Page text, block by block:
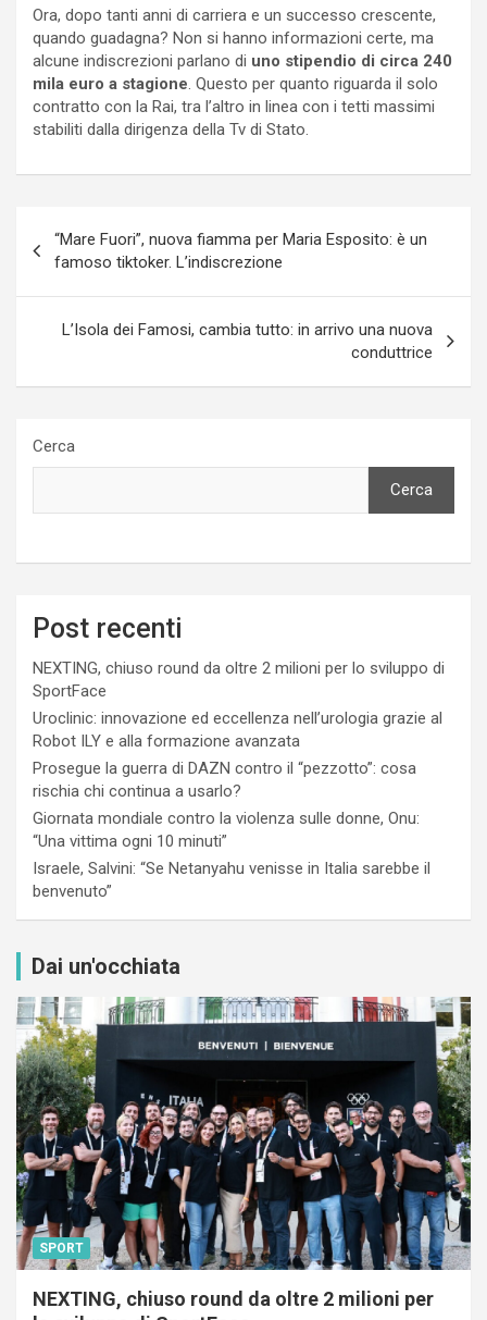
Ora, dopo tanti anni di carriera e un successo crescente,
quando guadagna? Non si hanno informazioni certe, ma
alcune indiscrezioni parlano di uno stipendio di circa 240
mila euro a stagione. Questo per quanto riguarda il solo
contratto con la Rai, tra l’altro in linea con i tetti massimi
stabiliti dalla dirigenza della Tv di Stato.
articoli
“Mare Fuori”, nuova fiamma per Maria Esposito: è un
famoso tiktoker. L’indiscrezione
L’Isola dei Famosi, cambia tutto: in arrivo una nuova
conduttrice
Cerca
Cerca
Post recenti
NEXTING, chiuso round da oltre 2 milioni per lo sviluppo di
SportFace
Uroclinic: innovazione ed eccellenza nell’urologia grazie al
Robot ILY e alla formazione avanzata
Prosegue la guerra di DAZN contro il “pezzotto”: cosa
rischia chi continua a usarlo?
Giornata mondiale contro la violenza sulle donne, Onu:
“Una vittima ogni 10 minuti”
Israele, Salvini: “Se Netanyahu venisse in Italia sarebbe il
benvenuto”
Dai un'occhiata
SPORT
NEXTING, chiuso round da oltre 2 milioni per